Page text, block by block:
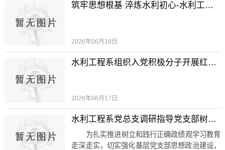
上午，系党总支组织党员...
筑牢思想根基 淬炼水利初心-水利工程系开展专题党课
2026年06月18日
水利工程系组织入党积极分子开展红色教育实践活动
2026年06月17日
水利工程系党总支调研指导党支部树立和践行正确政绩观学习教育工作
为扎实推进树立和践行正确政绩观学习教育
走深走实，切实强化基层党支部思想政治建设，